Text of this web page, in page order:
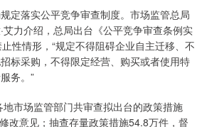
定落实公平竞争审查制度。市场监管总局
艾力介绍，总局出台《公平竞争审查条例实
性情形，“规定不得阻碍企业自主迁移、不
标采购，不得限定经营、购买或者使用特
务。”
市场监管部门共审查拟出台的政策措施
改意见；抽查存量政策措施54.8万件，督